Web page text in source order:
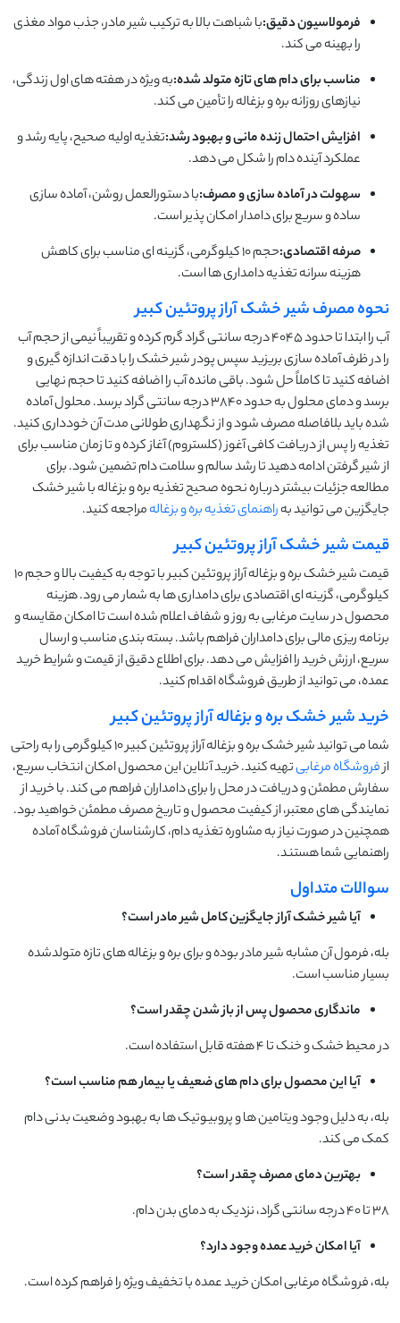
فرمولاسیون دقیق:با شباهت بالا به ترکیب شیر مادر، جذب مواد مغذی
را بهینه می کند.
مناسب برای دام های تازه متولد شده:به ویژه در هفته های اول زندگی،
نیازهای روزانه بره و بزغاله را تأمین می کند.
افزایش احتمال زنده مانی و بهبود رشد:تغذیه اولیه صحیح، پایه رشد و
عملکرد آینده دام را شکل می دهد.
سهولت در آماده سازی و مصرف:با دستورالعمل روشن، آماده سازی
ساده و سریع برای دامدار امکان پذیر است.
صرفه اقتصادی:
حجم ۱۰ کیلوگرمی، گزینه ای مناسب برای کاهش
هزینه سرانه تغذیه دامداری ها است.
نحوه مصرف شیر خشک آراز پروتئین کبیر
آب را ابتدا تا حدود ۴۰۴۵ درجه سانتی گراد گرم کرده و تقریباً نیمی از حجم آب
را در ظرف آماده سازی بریزید سپس پودر شیر خشک را با دقت اندازه گیری و
اضافه کنید تا کاملاً حل شود. باقی مانده آب را اضافه کنید تا حجم نهایی
برسد و دمای محلول به حدود ۳۸۴۰ درجه سانتی گراد برسد. محلول آماده
شده باید بلافاصله مصرف شود و از نگهداری طولانی مدت آن خودداری کنید.
تغذیه را پس از دریافت کافی آغوز (کلستروم) آغاز کرده و تا زمان مناسب برای
از شیر گرفتن ادامه دهید تا رشد سالم و سلامت دام تضمین شود. برای
مطالعه جزئیات بیشتر درباره نحوه صحیح تغذیه بره و بزغاله با شیر خشک
جایگزین می توانید بهراهنمای تغذیه بره و بزغالهمراجعه کنید.
قیمت شیر خشک آراز پروتئین کبیر
قیمت شیر خشک بره و بزغاله آراز پروتئین کبیر با توجه به کیفیت بالا و حجم ۱۰
کیلوگرمی، گزینه ای اقتصادی برای دامداری ها به شمار می رود. هزینه
محصول در سایت مرغابی به روز و شفاف اعلام شده است تا امکان مقایسه و
برنامه‌ ریزی مالی برای دامداران فراهم باشد. بسته بندی مناسب و ارسال
سریع، ارزش خرید را افزایش می دهد. برای اطلاع دقیق از قیمت و شرایط خرید
عمده، می توانید از طریق فروشگاه اقدام کنید.
خرید شیر خشک بره و بزغاله آراز پروتئین کبیر
شما می توانید شیر خشک بره و بزغاله آراز پروتئین کبیر ۱۰ کیلوگرمی را به راحتی
ازفروشگاه مرغابیتهیه کنید. خرید آنلاین این محصول امکان انتخاب سریع،
سفارش مطمئن و دریافت در محل را برای دامداران فراهم می کند. با خرید از
نمایندگی های معتبر، از کیفیت محصول و تاریخ مصرف مطمئن خواهید بود.
همچنین در صورت نیاز به مشاوره تغذیه دام، کارشناسان فروشگاه آماده
راهنمایی شما هستند.
سوالات متداول
آیا شیر خشک آراز جایگزین کامل شیر مادر است؟
بله، فرمول آن مشابه شیر مادر بوده و برای بره و بزغاله های تازه متولدشده
بسیار مناسب است.
ماندگاری محصول پس از باز شدن چقدر است؟
در محیط خشک و خنک تا ۴ هفته قابل استفاده است.
آیا این محصول برای دام های ضعیف یا بیمار هم مناسب است؟
بله، به دلیل وجود ویتامین ها و پروبیوتیک ها به بهبود وضعیت بدنی دام
کمک می کند.
بهترین دمای مصرف چقدر است؟
۳۸ تا ۴۰ درجه سانتی گراد، نزدیک به دمای بدن دام.
آیا امکان خرید عمده وجود دارد؟
بله، فروشگاه مرغابی امکان خرید عمده با تخفیف ویژه را فراهم کرده است.